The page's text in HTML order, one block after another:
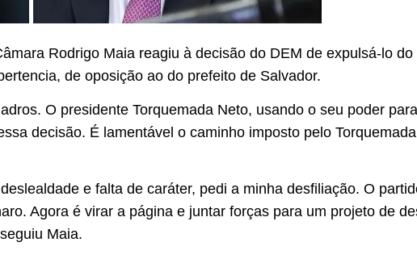
Rodrigo Maia reagiu à decisão do DEM de expulsá-lo
de oposição ao do prefeito de Salvador.
O presidente Torquemada Neto, usando o seu poder
decisão. É lamentável o caminho imposto pelo
e falta de caráter, pedi a minha desfiliação. O
Agora é virar a página e juntar forças para um projeto de
Maia.